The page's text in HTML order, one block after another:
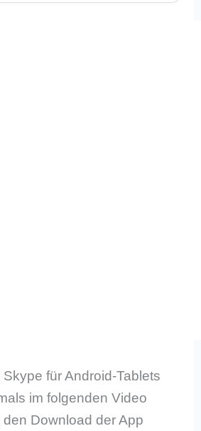
für Android-Tablets
im folgenden Video
Download der App